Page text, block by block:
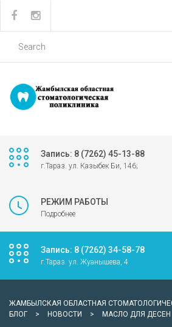
Запись: 8 (7262) 45-13-88
г.Тараз. ул. Казыбек Би, 146;
РЕЖИМ РАБОТЫ
Подробнее
Запись: 8 (7262) 34-58-78
г.Тараз. ул. Жуанышева, 4
ЖАМБЫЛСКАЯ ОБЛАСТНАЯ
БЛОГ
> НОВОСТИ > МАСЛО ДЛЯ ДЕСЕН